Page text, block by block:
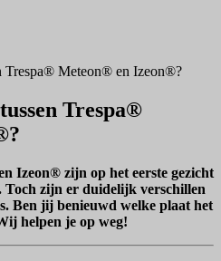
Trespa® Meteon® en Izeon®?
Trespa®
Izeon® zijn op het eerste gezicht
zijn er duidelijk verschillen
Ben jij benieuwd welke plaat het
helpen je op weg!